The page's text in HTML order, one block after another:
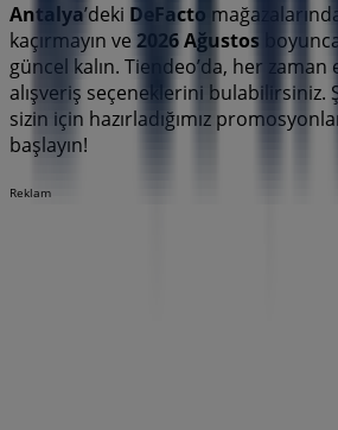
Antalya’deki DeFacto
kaçırmayın ve 2026 Ağustos
güncel kalın. Tiendeo’da, her zaman
alışveriş seçeneklerini bulabilirsiniz.
sizin için hazırladığımız
başlayın!
Reklam